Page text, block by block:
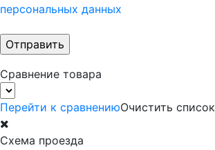
персональных данных
Сравнение товара
Перейти к сравнениюОчистить список
Схема проезда